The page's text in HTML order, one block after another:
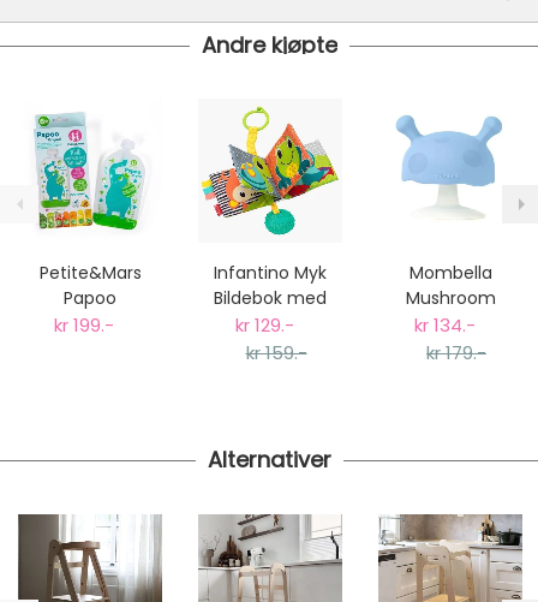
På lager hos oss - klar for utsendelse innen 24 timer
fraktprisen fra kr 79.-
Ekspressfrakt med Bring Express og Widerøe koster
fra kr 129 - og dersom dette er tilgjengelig på ditt
postnummer vil du få det som et alternativ i kassen.
Gjennomsnittlig leveringstid hos Mimmis er en til tre
Vi har fri retur ved bytte.
Andre kjøpte
Petite&Mars
Papoo
Gjenbrukbare
kr 199.-
Infantino Myk
Bildebok med
lyder og biteleke
kr 129.-
kr 159.-
Mombella
Mushroom
Biteleke -
Lyseblå
kr 134.-
kr 179.-
Alternativer